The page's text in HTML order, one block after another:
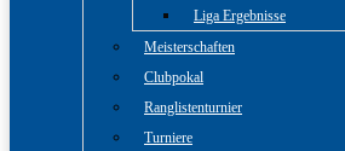
Liga Ergebnisse
Meisterschaften
Clubpokal
Ranglistenturnier
Turniere